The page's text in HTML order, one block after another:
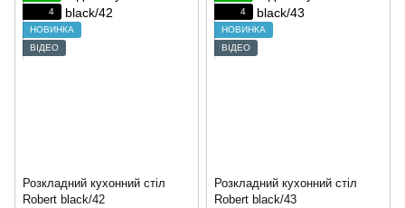
4
НОВИНКА
ВІДЕО
Розкладний кухонний стіл
Robert black/42
4
НОВИНКА
ВІДЕО
Розкладний кухонний стіл
Robert black/43